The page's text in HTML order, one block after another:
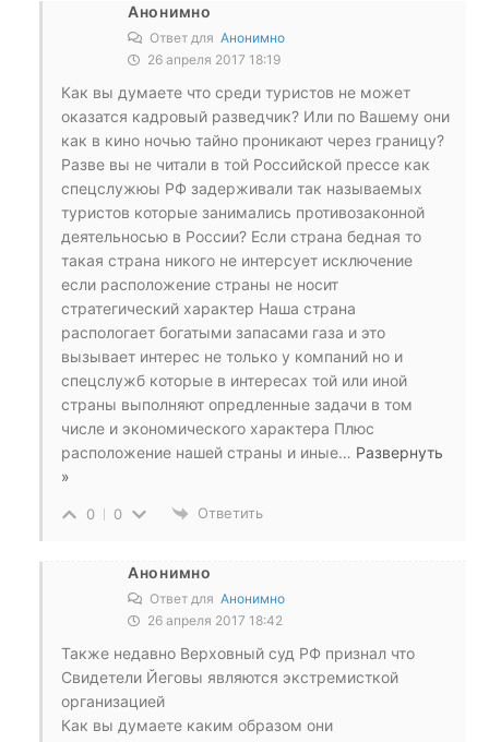
Анонимно
Ответ для Анонимно
26 апреля 2017 18:19
Как вы думаете что среди туристов не может
оказатся кадровый разведчик? Или по Вашему они
как в кино ночью тайно проникают через границу?
Разве вы не читали в той Российской прессе как
спецслужюы РФ задерживали так называемых
туристов которые занимались противозаконной
деятельносью в России? Если страна бедная то
такая страна никого не интерсует исключение
если расположение страны не носит
стратегический характер Наша страна
распологает богатыми запасами газа и это
вызывает интерес не только у компаний но и
спецслужб которые в интересах той или иной
страны выполняют опредленные задачи в том
числе и экономического характера Плюс
расположение нашей страны и иные… Развернуть
»
0 0 Ответить
Анонимно
Ответ для Анонимно
26 апреля 2017 18:42
Также недавно Верховный суд РФ признал что
Свидетели Йеговы являются экстремисткой
организацией
Как вы думаете каким образом они